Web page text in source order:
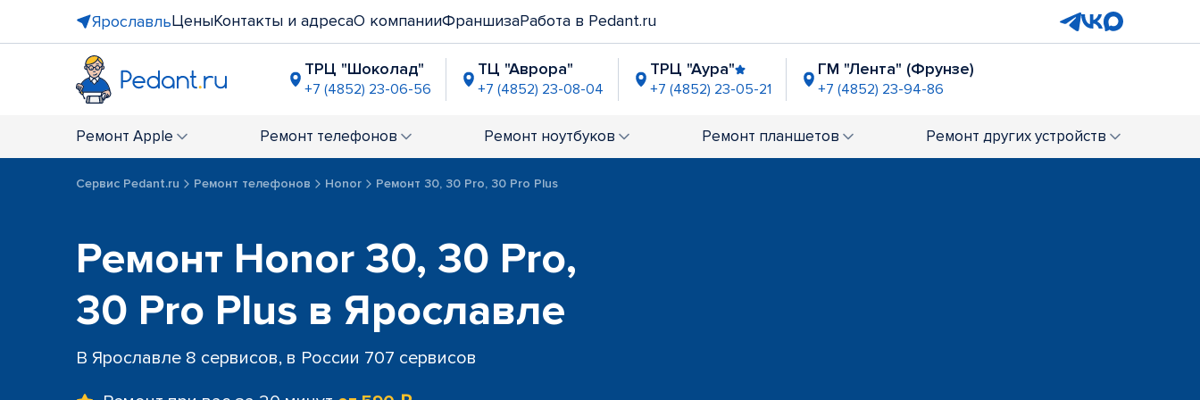
ЯрославльЦеныКонтакты и адресаО компанииФраншизаРабота в Pedant.ru
ТРЦ "Шоколад"
+7 (4852) 23-06-56
ТЦ "Аврора"
+7 (4852) 23-08-04
ТРЦ "Аура"
+7 (4852) 23-05-21
ГМ "Лента" (Фрунзе)
+7 (4852) 23-94-86
+7 (4852) 23-02-62 +7 (4852) 23-04-83 +7 (4852) 60-71-76 +7 (4852) 60-76-37
Ремонт Apple Ремонт телефонов Ремонт ноутбуков Ремонт планшетов Ремонт других устройств
Сервис Pedant.ru Ремонт телефонов Honor Ремонт 30, 30 Pro, 30 Pro Plus
Ремонт Honor 30, 30 Pro,
30 Pro Plus в Ярославле
В Ярославле 8 сервисов, в России 707 сервисов